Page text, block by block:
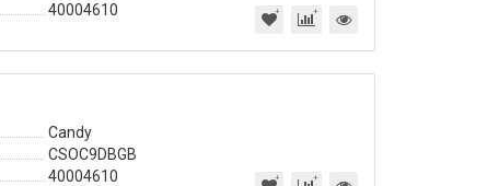
40004610
Candy
CSOC9DBGB
40004610